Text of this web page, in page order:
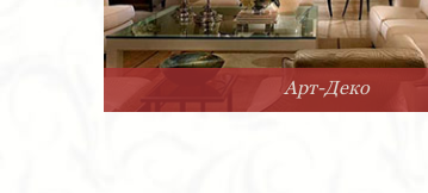
Арт-Деко